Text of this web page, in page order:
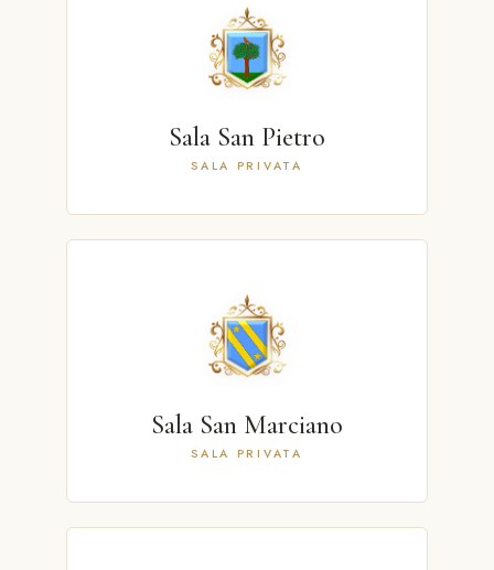
Sala San Pietro
SALA PRIVATA
Sala San Marciano
SALA PRIVATA